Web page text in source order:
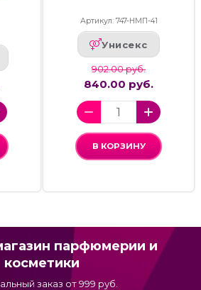
Артикул: 747-НМП-41
Унисекс
902.00 руб.
840.00 руб.
В КОРЗИНУ
парфюмерии и
косметики
заказ от 999 руб.